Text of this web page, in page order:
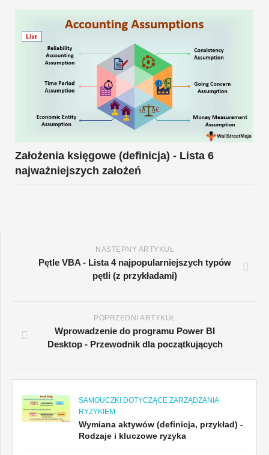
Założenia księgowe (definicja) - Lista 6
najważniejszych założeń
NASTĘPNY ARTYKUŁ
Pętle VBA - Lista 4 najpopularniejszych typów
pętli (z przykładami)
POPRZEDNI ARTYKUŁ
Wprowadzenie do programu Power BI
Desktop - Przewodnik dla początkujących
SAMOUCZKI DOTYCZĄCE ZARZĄDZANIA
RYZYKIEM
Wymiana aktywów (definicja, przykład) -
Rodzaje i kluczowe ryzyka